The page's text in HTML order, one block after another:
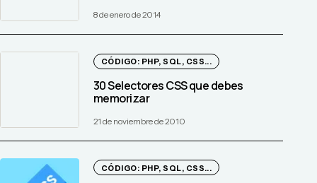
8 de enero de 2014
CÓDIGO: PHP, SQL, CSS...
30 Selectores CSS que debes
memorizar
21 de noviembre de 2010
CÓDIGO: PHP, SQL, CSS...